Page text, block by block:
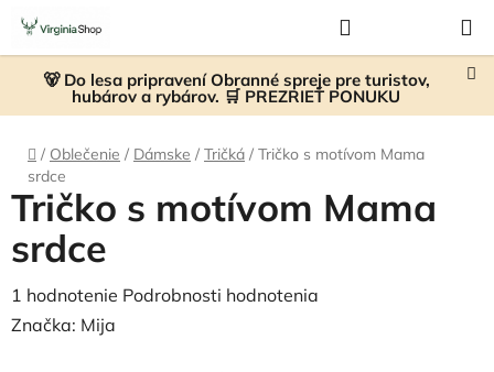
Prejsť
obsah
🐻 Do lesa pripravení Obranné spreje pre turistov,
hubárov a rybárov. 🛒 PREZRIEŤ PONUKU
KOŠÍK
Domov
/ Oblečenie / Dámske / Tričká / Tričko s motívom Mama
srdce
Tričko s motívom Mama
srdce
Priemerné
hodnotenie
1 hodnotenie Podrobnosti hodnotenia
Značka: Mija